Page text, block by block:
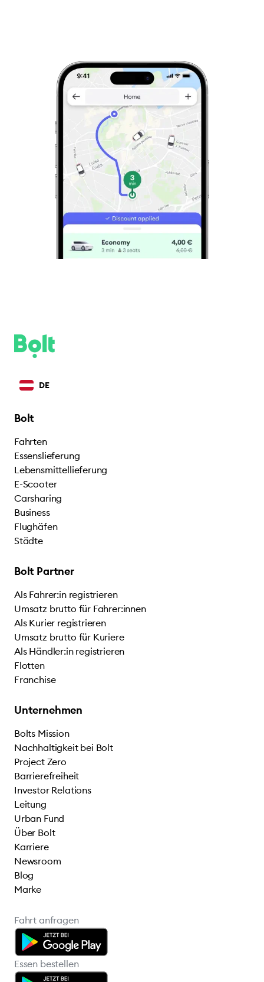
DE
Bolt
Fahrten
Essenslieferung
Lebensmittellieferung
E-Scooter
Carsharing
Business
Flughäfen
Städte
Bolt Partner
Als Fahrer:in registrieren
Umsatz brutto für Fahrer:innen
Als Kurier registrieren
Umsatz brutto für Kuriere
Als Händler:in registrieren
Flotten
Franchise
Unternehmen
Bolts Mission
Nachhaltigkeit bei Bolt
Project Zero
Barrierefreiheit
Investor Relations
Leitung
Urban Fund
Über Bolt
Karriere
Newsroom
Blog
Marke
Fahrt anfragen
Essen bestellen